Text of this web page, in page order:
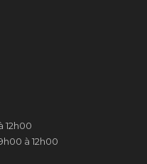
12h00
à 12h00